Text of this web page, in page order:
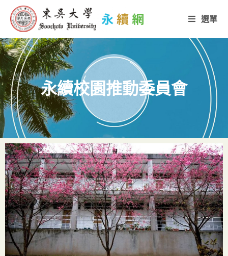
選單
永續校園推動委員會